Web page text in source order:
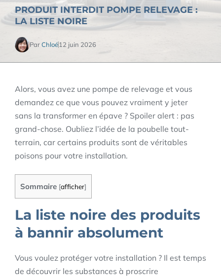
PRODUIT INTERDIT POMPE RELEVAGE :
LA LISTE NOIRE
ParChloé12 juin 2026
Alors, vous avez une pompe de relevage et vous
demandez ce que vous pouvez vraiment y jeter
sans la transformer en épave ? Spoiler alert : pas
grand-chose. Oubliez l’idée de la poubelle tout-
terrain, car certains produits sont de véritables
poisons pour votre installation.
Sommaire [afficher]
La liste noire des produits
à bannir absolument
Vous voulez protéger votre installation ? Il est temps
de découvrir les substances à proscrire